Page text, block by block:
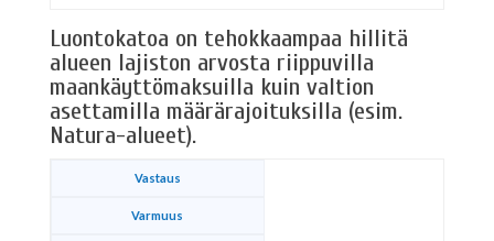
Luontokatoa on tehokkaampaa hillitä
alueen lajiston arvosta riippuvilla
maankäyttömaksuilla kuin valtion
asettamilla määrärajoituksilla (esim.
Natura-alueet).
Vastaus
Varmuus